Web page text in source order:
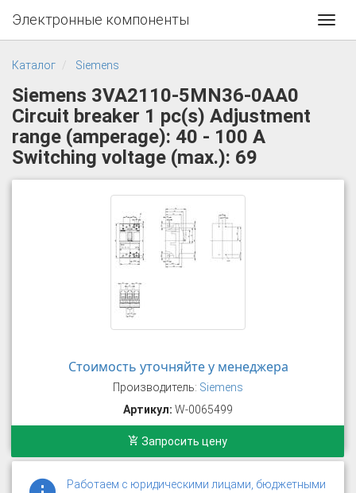
Электронные компоненты
Каталог Siemens
Siemens 3VA2110-5MN36-0AA0
Circuit breaker 1 pc(s) Adjustment
range (amperage): 40 - 100 A
Switching voltage (max.): 69
Стоимость уточняйте у менеджера
Производитель: Siemens
Артикул: W-0065499
Запросить цену
Работаем с юридическими лицами, бюджетными